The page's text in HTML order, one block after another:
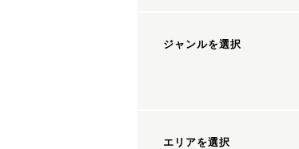
ジャンルを選択
エリアを選択